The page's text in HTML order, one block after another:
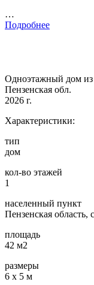
…
Подробнее
Одноэтажный дом из
Пензенская обл.
2026 г.
Характеристики:
тип
дом
кол-во этажей
1
населенный пункт
Пензенская область,
площадь
42 м2
размеры
6 х 5 м